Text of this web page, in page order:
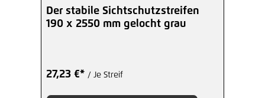
Der stabile Sichtschutzstreifen
190 x 2550 mm gelocht grau
27,23 €* / Je Streif